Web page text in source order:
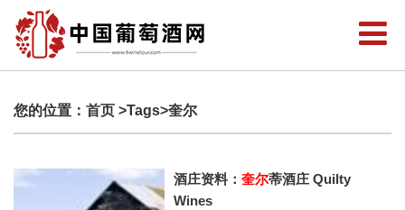
您的位置： 首页 >Tags>奎尔
酒庄资料：奎尔蒂酒庄 Quilty
Wines